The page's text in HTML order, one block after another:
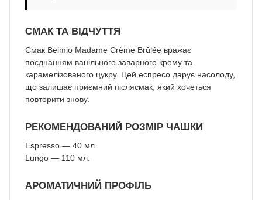
СМАК ТА ВІДЧУТТЯ
Смак Belmio Madame Crème Brûlée вражає
поєднанням ванільного заварного крему та
карамелізованого цукру. Цей еспресо дарує насолоду,
що залишає приємний післясмак, який хочеться
повторити знову.
РЕКОМЕНДОВАНИЙ РОЗМІР ЧАШКИ
Espresso — 40 мл.
Lungo — 110 мл.
АРОМАТИЧНИЙ ПРОФІЛЬ